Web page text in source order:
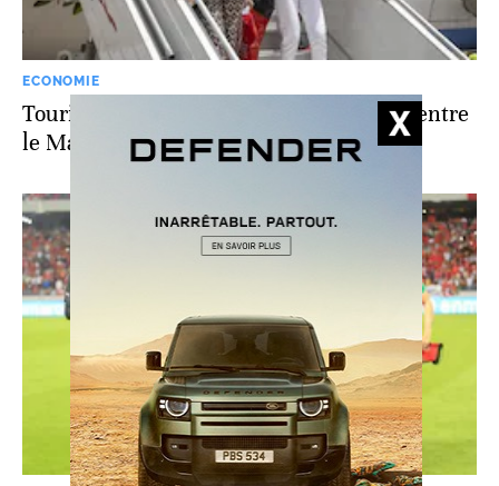
ECONOMIE
Tourisme: évolution contrastée des flux entre
le Maroc et Israël